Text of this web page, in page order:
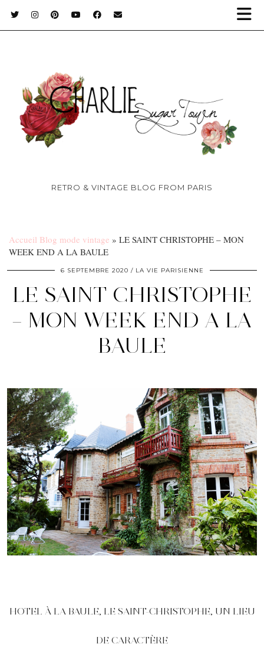
RETRO & VINTAGE BLOG FROM PARIS
Accueil Blog mode vintage » LE SAINT CHRISTOPHE – MON
WEEK END A LA BAULE
6 SEPTEMBRE 2020 LA VIE PARISIENNE
LE SAINT CHRISTOPHE
– MON WEEK END A LA
BAULE
HOTEL À LA BAULE, LE SAINT-CHRISTOPHE, UN LIEU
DE CARACTÈRE